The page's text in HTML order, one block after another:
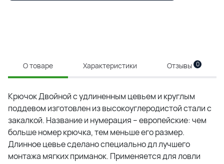
О товаре Характеристики Отзывы 0
Крючок Двойной с удлиненным цевьем и круглым
поддевом изготовлен из высокоуглеродистой стали с
закалкой. Название и нумерация – европейские: чем
больше номер крючка, тем меньше его размер.
Длинное цевье сделано специально дл лучшего
монтажа мягких приманок. Применяется для ловли